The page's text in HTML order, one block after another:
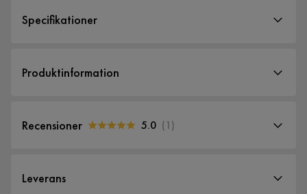
Specifikationer
Storlek
Produktinformation
Recensioner 5.0 (1)
Leverans